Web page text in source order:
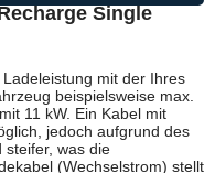
Single
mit der Ihres
beispielsweise max.
11 kW. Ein Kabel mit
jedoch aufgrund des
was die
(Wechselstrom) stellt